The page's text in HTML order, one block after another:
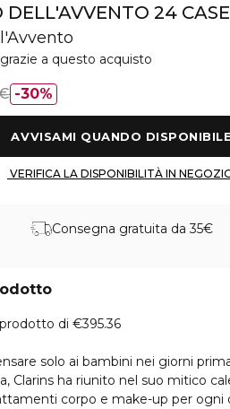
DELL'AVVENTO 24
grazie a questo acquisto
30%
Consegna gratuita da 35€
di €395.36
solo ai bambini nei giorni
Clarins ha riunito nel suo mitico
corpo e make-up per ogni